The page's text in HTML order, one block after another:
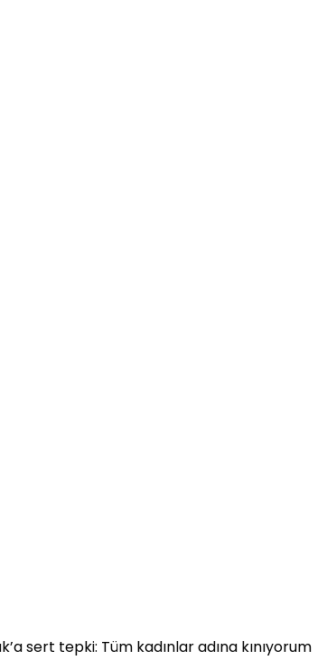
sert tepki: Tüm kadınlar adına kınıyorum